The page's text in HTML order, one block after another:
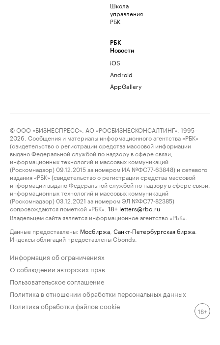
Школа
управления
РБК
РБК
Новости
iOS
Android
AppGallery
© ООО «БИЗНЕСПРЕСС», АО «РОСБИЗНЕСКОНСАЛТИНГ», 1995–
2026. Сообщения и материалы информационного агентства «РБК»
(свидетельство о регистрации средства массовой информации
выдано Федеральной службой по надзору в сфере связи,
информационных технологий и массовых коммуникаций
(Роскомнадзор) 09.12.2015 за номером ИА №ФС77-63848) и сетевого
издания «РБК» (свидетельство о регистрации средства массовой
информации выдано Федеральной службой по надзору в сфере связи,
информационных технологий и массовых коммуникаций
(Роскомнадзор) 03.12.2021 за номером ЭЛ №ФС77-82385)
сопровождаются пометкой «РБК».
18+ letters@rbc.ru
Владельцем сайта является информационное агентство «РБК».
Данные предоставлены: Мосбиржа Санкт-Петербургская биржа
Индексы облигаций предоставлены Cbonds.
Информация об ограничениях
О соблюдении авторских прав
Пользовательское соглашение
Политика в отношении обработки персональных данных
Политика обработки файлов cookie
18+